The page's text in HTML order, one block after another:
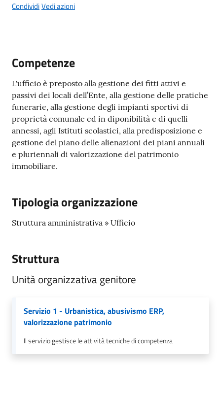
CondividiVedi azioni
Competenze
L'ufficio è preposto alla gestione dei fitti attivi e
passivi dei locali dell’Ente, alla gestione delle pratiche
funerarie, alla gestione degli impianti sportivi di
proprietà comunale ed in diponibilità e di quelli
annessi, agli Istituti scolastici, alla predisposizione e
gestione del piano delle alienazioni dei piani annuali
e pluriennali di valorizzazione del patrimonio
immobiliare.
Tipologia organizzazione
Struttura amministrativa » Ufficio
Struttura
Unità organizzativa genitore
Servizio 1 - Urbanistica, abusivismo ERP,
valorizzazione patrimonio
Il servizio gestisce le attività tecniche di competenza